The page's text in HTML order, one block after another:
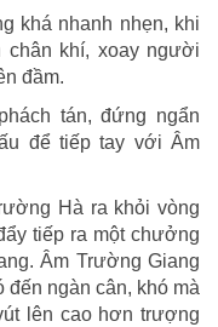
khá nhanh nhẹn, khi
chân khí, xoay người
đầm.
tán, đứng ngẩn
để tiếp tay với Âm
Hà ra khỏi vòng
tiếp ra một chưởng
Âm Trường Giang
ngàn cân, khó mà
lên cao hơn trượng